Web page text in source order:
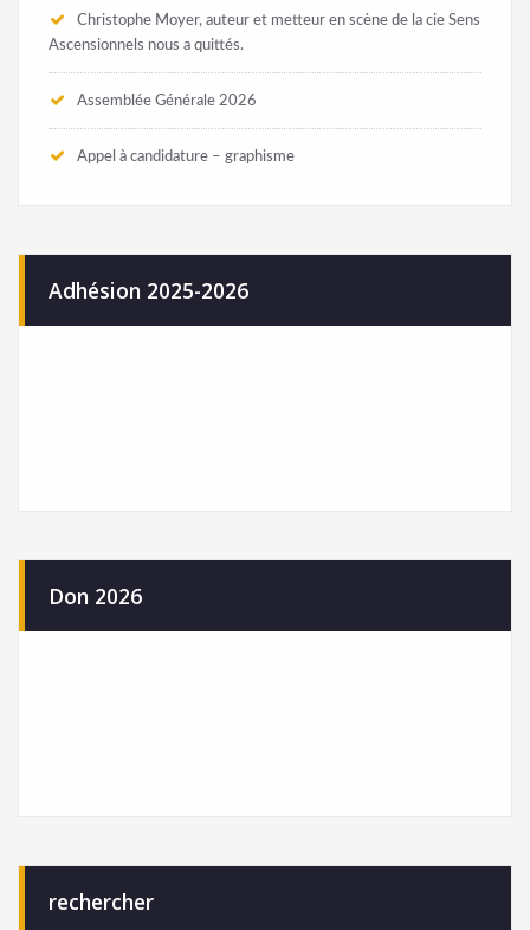
Christophe Moyer, auteur et metteur en scène de la cie Sens
Ascensionnels nous a quittés.
Assemblée Générale 2026
Appel à candidature – graphisme
Adhésion 2025-2026
Don 2026
rechercher